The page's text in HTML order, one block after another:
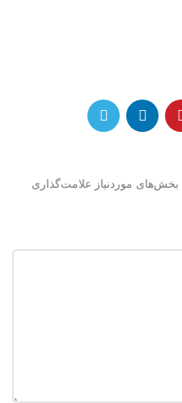
بخش‌های موردنیاز علامت‌گذاری